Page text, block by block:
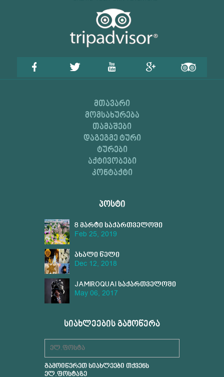
ᲛᲗᲐᲕᲐᲠᲘ
ᲛᲝᲛᲡᲐᲮᲣᲠᲔᲑᲐ
ᲗᲐᲛᲐᲨᲔᲑᲘ
ᲓᲐᲒᲔᲒᲛᲔ ᲢᲣᲠᲘ
ᲢᲣᲠᲔᲑᲘ
ᲐᲥᲢᲘᲕᲝᲑᲔᲑᲘ
ᲙᲝᲜᲢᲐᲥᲢᲘ
ᲞᲝᲡᲢᲘ
8 მარტი საქართველოში
Feb 25, 2019
ახალი წელი
საქართველოში
Dec 12, 2018
JAMIROQUAI საქართველოში
May 06, 2017
ᲡᲘᲐᲮᲚᲔᲔᲑᲘᲡ ᲒᲐᲛᲝᲬᲔᲠᲐ
გამოიწერეთ სიახლეები თქვენს
ელ.ფოსტაზე